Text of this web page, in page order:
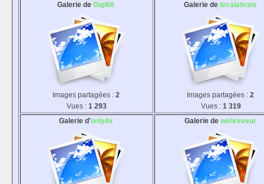
Galerie de Gigi66
Images partagées : 2
Vues : 1 293
Galerie de lecalabrais
Images partagées : 2
Vues : 1 319
Galerie d'only4x Galerie de webreveur